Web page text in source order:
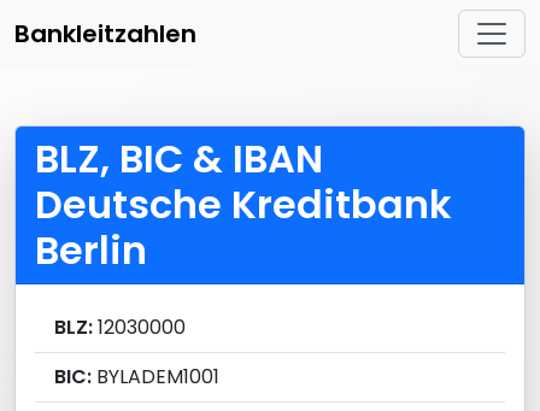
Bankleitzahlen
BLZ, BIC & IBAN
Deutsche Kreditbank
Berlin
BLZ:12030000
BIC: BYLADEM1001